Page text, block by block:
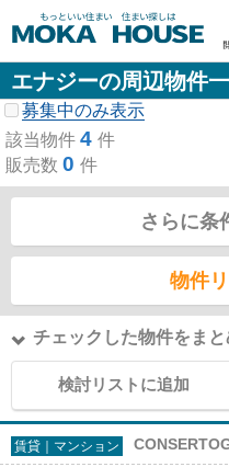
エナジーの周辺物件
募集中のみ表示
該当物件 4 件
販売数 0 件
さらに条
物件
チェックした物件をまと
検討リストに追加
賃貸｜マンション